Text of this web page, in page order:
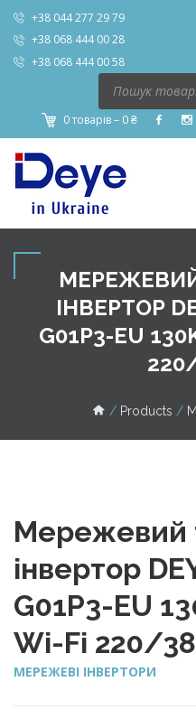
+38 044 277 29 79
+38 068 444 00 28
+38 068 444 00 58
Пошук
товарів
0 товарів – 0₴
ІНВЕРТОР
G01P3-EU
Products
Мережевий
інвертор
G01P3-EU
Wi-Fi 220/
МЕРЕЖЕВІ ІНВЕРТОРИ